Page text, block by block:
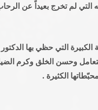
التي لم تخرج بعيداً عن
الكبيرة التي حظي بها
وحسن الخلق وكرم
الكثيرة .